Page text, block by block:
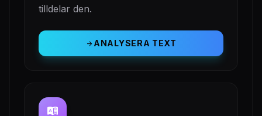
tilldelar den.
arrow_forwardANALYSERA TEXT
dictionary